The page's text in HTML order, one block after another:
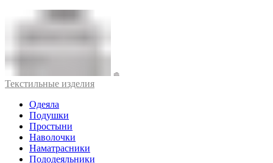
Текстильные изделия
Одеяла
Подушки
Простыни
Наволочки
Наматрасники
Пододеяльники